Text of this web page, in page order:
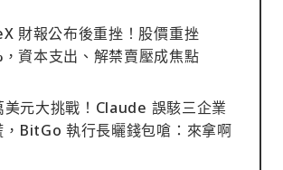
財報公布後重挫！股價重挫
資本支出、解禁賣壓成焦點
美元大挑戰！Claude 誤駭三企業
，BitGo 執行長曬錢包嗆：來拿啊